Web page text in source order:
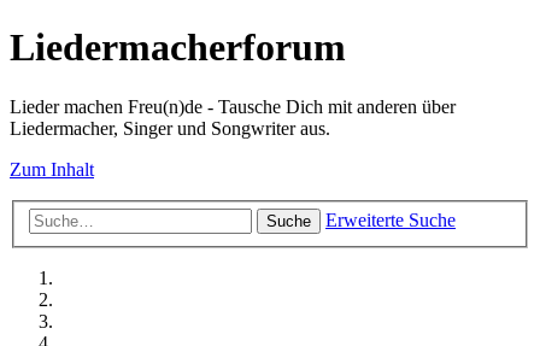
Liedermacherforum
Lieder machen Freu(n)de - Tausche Dich mit anderen über
Liedermacher, Singer und Songwriter aus.
Zum Inhalt
Suche Erweiterte Suche